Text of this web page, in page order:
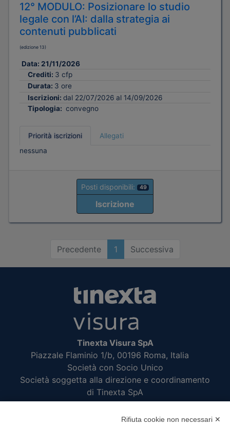
12° MODULO: Posizionare lo studio
legale con l’AI: dalla strategia ai
contenuti pubblicati
(edizione 13)
Data: 21/11/2026
Crediti: 3 cfp
Durata: 3 ore
Iscrizioni: dal 22/07/2026 al 14/09/2026
Tipologia: convegno
Priorità iscrizioni
Allegati
nessuna
Posti disponibili: 49
Iscrizione
Precedente 1 Successiva
Tinexta Visura SpA
Piazzale Flaminio 1/b, 00196 Roma, Italia
Società con Socio Unico
Società soggetta alla direzione e coordinamento
di Tinexta SpA
P.IVA 05338771008 REA n. 877679
Rifiuta cookie non necessari ✕